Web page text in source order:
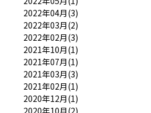
2022年04月(3)
2022年03月(2)
2022年02月(3)
2021年10月(1)
2021年07月(1)
2021年03月(3)
2021年02月(1)
2020年12月(1)
2020年10月(2)